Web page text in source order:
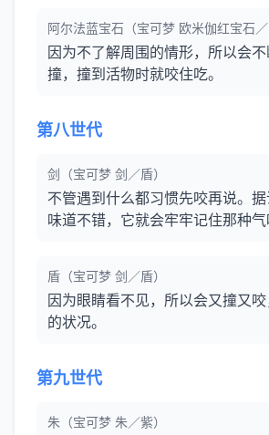
阿尔法蓝宝石（宝可梦 欧米伽红宝石／
因为不了解周围的情形，所以会
撞，撞到活物时就咬住吃。
第八世代
剑（宝可梦 剑／盾）
不管遇到什么都习惯先咬再说。
味道不错，它就会牢牢记住那种气
盾（宝可梦 剑／盾）
因为眼睛看不见，所以会又撞又
的状况。
第九世代
朱（宝可梦 朱／紫）